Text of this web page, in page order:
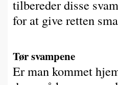
tilbereder disse
for at give retten
Tør svampene
Er man kommet